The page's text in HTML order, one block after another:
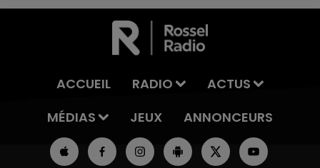
ACCUEIL RADIO
ACTUS
MÉDIAS
JEUX ANNONCEURS